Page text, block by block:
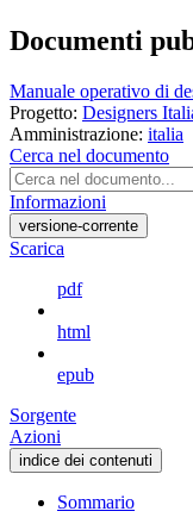
Documenti
Manuale operativo di
Progetto: Designers
Amministrazione: italia
Cerca nel documento
Informazioni
versione-corrente
Scarica
pdf
html
epub
Sorgente
Azioni
indice dei contenuti
Sommario